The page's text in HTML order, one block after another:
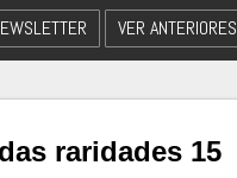
VER ANTERIORES
raridades 15